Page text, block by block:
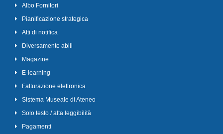
Albo Fornitori
Pianificazione strategica
Atti di notifica
Diversamente abili
Magazine
E-learning
Fatturazione elettronica
Sistema Museale di Ateneo
Solo testo / alta leggibilità
Pagamenti